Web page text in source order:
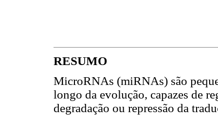
RESUMO
MicroRNAs (miRNAs) são
longo da evolução, capazes de
degradação ou repressão da